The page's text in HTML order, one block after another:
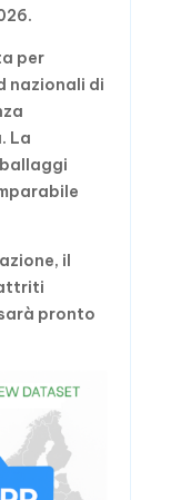
per
nazionali di
La
il
pronto